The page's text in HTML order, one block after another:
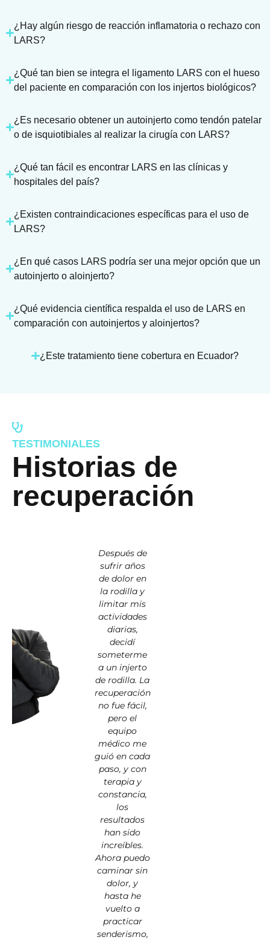
¿Hay algún riesgo de reacción inflamatoria o rechazo con
LARS?
¿Qué tan bien se integra el ligamento LARS con el hueso
del paciente en comparación con los injertos biológicos?
¿Es necesario obtener un autoinjerto como tendón patelar
o de isquiotibiales al realizar la cirugía con LARS?
¿Qué tan fácil es encontrar LARS en las clínicas y
hospitales del país?
¿Existen contraindicaciones específicas para el uso de
LARS?
¿En qué casos LARS podría ser una mejor opción que un
autoinjerto o aloinjerto?
¿Qué evidencia científica respalda el uso de LARS en
comparación con autoinjertos y aloinjertos?
¿Este tratamiento tiene cobertura en Ecuador?
TESTIMONIALES
Historias de
recuperación​
Después de
sufrir años
de dolor en
la rodilla y
limitar mis
actividades
diarias,
decidí
someterme
a un injerto
de rodilla. La
recuperación
no fue fácil,
pero el
equipo
médico me
guió en cada
paso, y con
terapia y
constancia,
los
resultados
han sido
increíbles.
Ahora puedo
caminar sin
dolor, y
hasta he
vuelto a
practicar
senderismo,